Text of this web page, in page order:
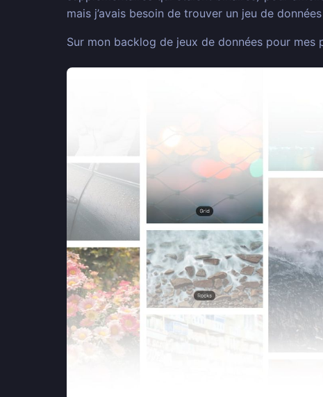
mais j’avais besoin de trouver un jeu de
Sur mon backlog de jeux de données pour mes